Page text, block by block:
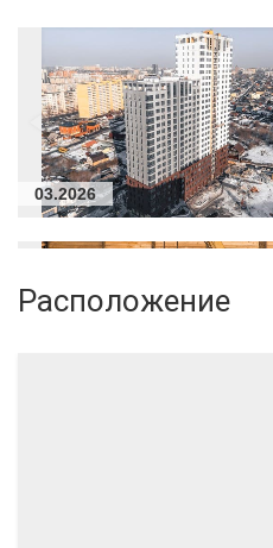
03.2026
Расположение